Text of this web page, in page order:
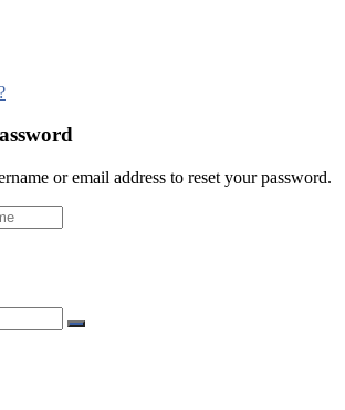
or email address to reset your password.